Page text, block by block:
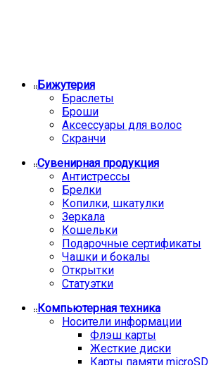
Бижутерия
Браслеты
Броши
Аксессуары для волос
Скранчи
Сувенирная продукция
Антистрессы
Брелки
Копилки, шкатулки
Зеркала
Кошельки
Подарочные сертификаты
Чашки и бокалы
Открытки
Статуэтки
Компьютерная техника
Носители информации
Флэш карты
Жесткие диски
Карты памяти microSD